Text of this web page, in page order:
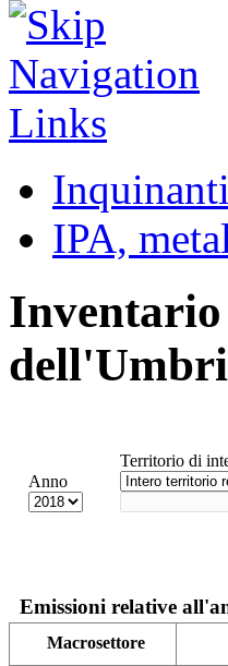
IPA,
Inventario
Anno
Territorio di
Emissioni relative
Macrosettore